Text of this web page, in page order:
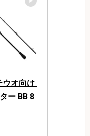
ウオ向け
ー BB 8